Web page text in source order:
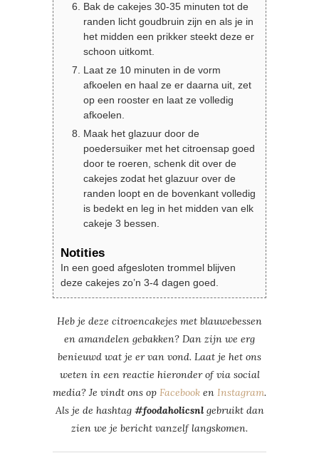
Bak de cakejes 30-35 minuten tot de
randen licht goudbruin zijn en als je in
het midden een prikker steekt deze er
schoon uitkomt.
Laat ze 10 minuten in de vorm
afkoelen en haal ze er daarna uit, zet
op een rooster en laat ze volledig
afkoelen.
Maak het glazuur door de
poedersuiker met het citroensap goed
door te roeren, schenk dit over de
cakejes zodat het glazuur over de
randen loopt en de bovenkant volledig
is bedekt en leg in het midden van elk
cakeje 3 bessen.
Notities
In een goed afgesloten trommel blijven
deze cakejes zo’n 3-4 dagen goed.
Heb je deze citroencakejes met blauwebessen
en amandelen gebakken? Dan zijn we erg
benieuwd wat je er van vond. Laat je het ons
weten in een reactie hieronder of via social
media? Je vindt ons op Facebook en Instagram.
Als je de hashtag #foodaholicsnlgebruikt dan
zien we je bericht vanzelf langskomen.